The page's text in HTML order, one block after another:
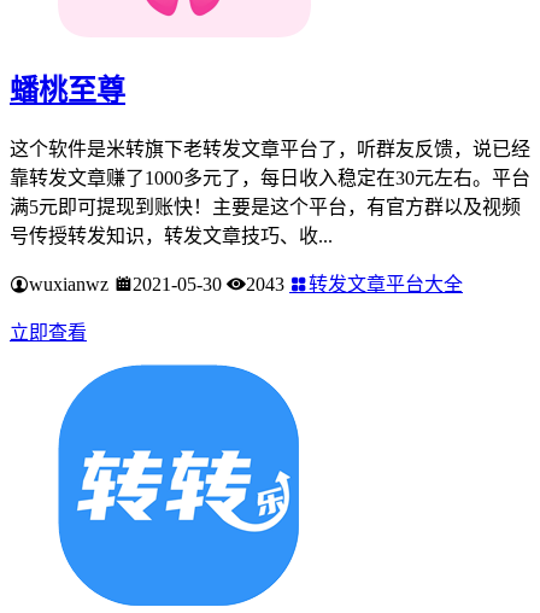
蟠桃至尊
这个软件是米转旗下老转发文章平台了，听群友反馈，说已经
靠转发文章赚了1000多元了，每日收入稳定在30元左右。平台
满5元即可提现到账快！主要是这个平台，有官方群以及视频
号传授转发知识，转发文章技巧、收...
wuxianwz 2021-05-30 2043 转发文章平台大全
立即查看